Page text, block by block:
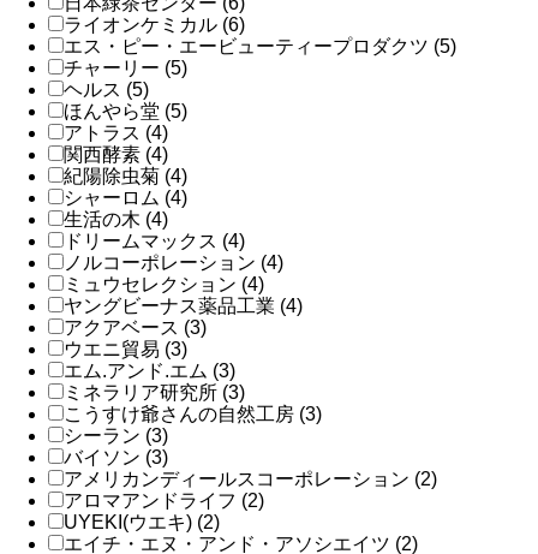
ライオンケミカル (6)
エス・ピー・エービューティープロダクツ (5)
チャーリー (5)
ヘルス (5)
ほんやら堂 (5)
アトラス (4)
関西酵素 (4)
紀陽除虫菊 (4)
シャーロム (4)
生活の木 (4)
ドリームマックス (4)
ノルコーポレーション (4)
ミュウセレクション (4)
ヤングビーナス薬品工業 (4)
アクアベース (3)
ウエニ貿易 (3)
エム.アンド.エム (3)
ミネラリア研究所 (3)
こうすけ爺さんの自然工房 (3)
シーラン (3)
バイソン (3)
アメリカンディールスコーポレーション (2)
アロマアンドライフ (2)
UYEKI(ウエキ) (2)
エイチ・エヌ・アンド・アソシエイツ (2)